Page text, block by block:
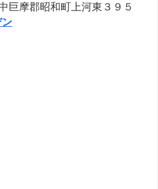
巨摩郡昭和町上河東３９５
ン